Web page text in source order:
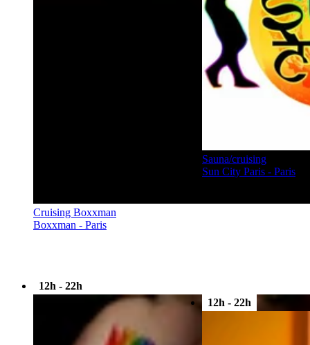
Cruising Boxxman
Boxxman - Paris
12h - 22h
Sauna/cruising
Sun City Paris - Paris
12h - 22h